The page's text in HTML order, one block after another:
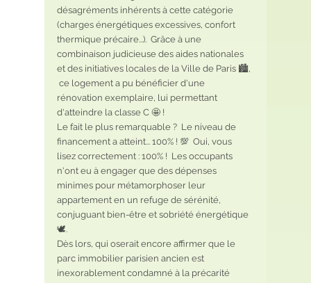
désagréments inhérents à cette catégorie
(charges énergétiques excessives, confort
thermique précaire...).  Grâce à une
combinaison judicieuse des aides nationales
et des initiatives locales de la Ville de Paris 🏙️,
ce logement a pu bénéficier d'une
rénovation exemplaire, lui permettant
d'atteindre la classe C 🤩 !
Le fait le plus remarquable ?  Le niveau de
financement a atteint... 100% ! 💯  Oui, vous
lisez correctement : 100% !  Les occupants
n'ont eu à engager que des dépenses
minimes pour métamorphoser leur
appartement en un refuge de sérénité,
conjuguant bien-être et sobriété énergétique
🕊️.
Dès lors, qui oserait encore affirmer que le
parc immobilier parisien ancien est
inexorablement condamné à la précarité